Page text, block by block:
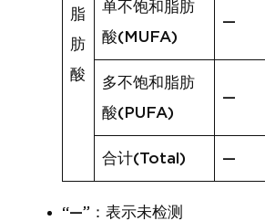
脂
肪
酸
单不饱和脂肪
酸(MUFA)
—
多不饱和脂肪
酸(PUFA)
—
合计(Total) —
“—”：表示未检测